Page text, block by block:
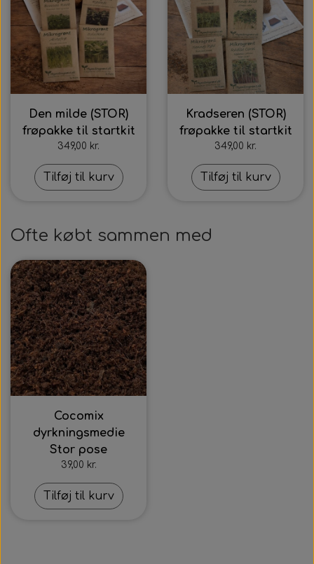
Den milde (STOR)
frøpakke til startkit
349,00 kr.
Tilføj til kurv
Kradseren (STOR)
frøpakke til startkit
349,00 kr.
Tilføj til kurv
Ofte købt sammen med
Cocomix
dyrkningsmedie
Stor pose
39,00 kr.
Tilføj til kurv